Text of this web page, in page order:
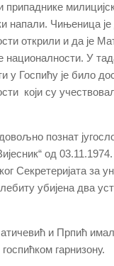
напали. Чињеница
открили и да је
националности. У
у Госпићу је било
који су
познат
од
Секретеријата за
убијена два
и Прпић
гарнизону.